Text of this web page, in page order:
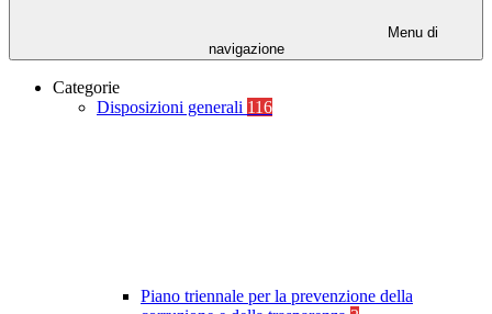
Menu di
navigazione
Categorie
Disposizioni generali 116
Piano triennale per la prevenzione della